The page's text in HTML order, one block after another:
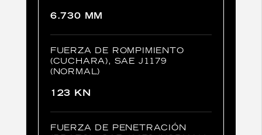
6.730 MM
FUERZA DE ROMPIMIENTO
(CUCHARA), SAE J1179
(NORMAL)
123 KN
FUERZA DE PENETRACIÓN